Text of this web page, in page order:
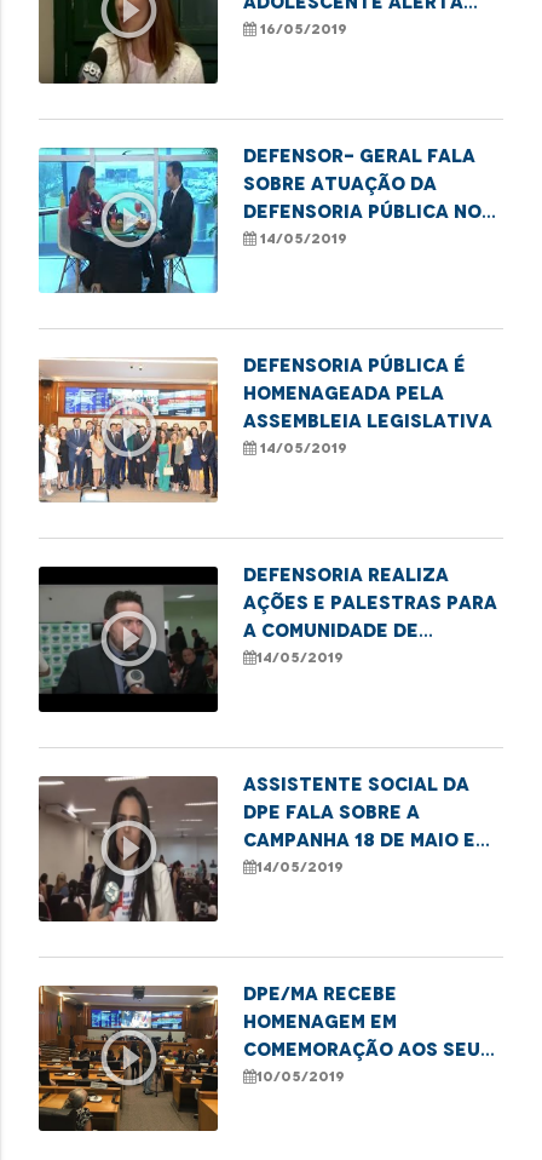
sobre a violência
16/05/2019
play_circle_outline
Defensor- geral fala
sobre atuação da
Defensoria Pública no
Estado
14/05/2019
play_circle_outline
Defensoria Pública é
homenageada pela
Assembleia Legislativa
14/05/2019
play_circle_outline
Defensoria realiza
ações e palestras para
a comunidade de
Imperatriz
14/05/2019
play_circle_outline
Assistente social da
DPE fala sobre a
campanha 18 de maio em
Imperatriz
14/05/2019
play_circle_outline
DPE/MA recebe
homenagem em
comemoração aos seus
18 anos
10/05/2019